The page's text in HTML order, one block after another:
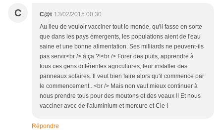
C C@t 13/02/2015 00:30
Au lieu de vouloir vacciner tout le monde, qu'il fasse en sorte
que dans les pays émergents, les populations aient de l'eau
saine et une bonne alimentation. Ses milliards ne peuvent-ils
pas servir<br /> à ça ?!<br /> Forer des puits, apprendre à
tous ces gens différentes agricultures, leur installer des
panneaux solaires. Il veut bien faire alors qu'il commence par
le commencement...<br /> Mais non vaut mieux continuer à
nous prendre tous pour des moutons et des veaux !! Et nous
vacciner avec de l'aluminium et mercure et Cie !
Répondre